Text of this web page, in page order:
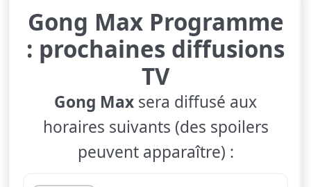
Gong Max Programme
: prochaines diffusions
TV
Gong Max sera diffusé aux
horaires suivants (des spoilers
peuvent apparaître) :